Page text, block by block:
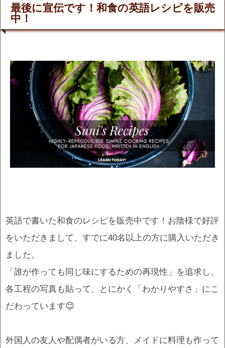
最後に宣伝です！和食の英語レシピを販売
中！
英語で書いた和食のレシピを販売中です！お陰様で好評
をいただきまして、すでに40名以上の方に購入いただき
ました。
「誰が作っても同じ味にするための再現性」を追求し、
各工程の写真も貼って、とにかく「わかりやすさ」にこ
だわっています😊
外国人の友人や配偶者がいる方、メイドに料理も作って